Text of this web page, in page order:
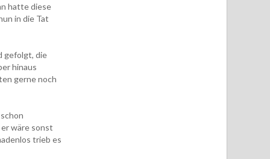
hatte diese
in die Tat
gefolgt, die
hinaus
gerne noch
wäre sonst
trieb es